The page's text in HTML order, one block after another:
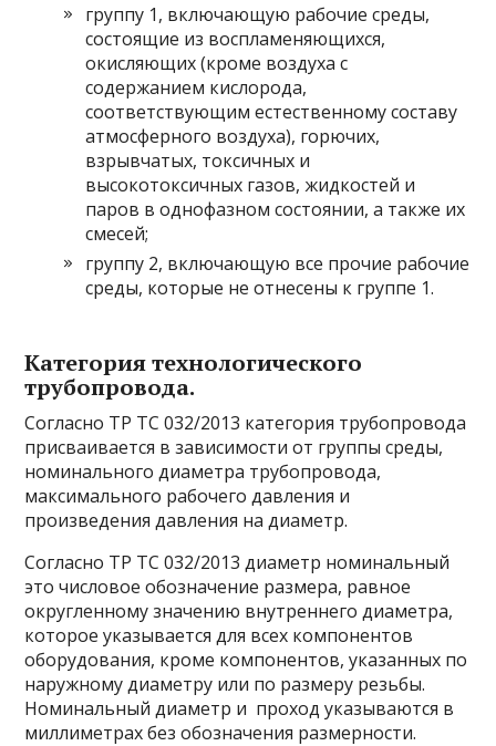
группу 1, включающую рабочие среды,
состоящие из воспламеняющихся,
окисляющих (кроме воздуха с
содержанием кислорода,
соответствующим естественному составу
атмосферного воздуха), горючих,
взрывчатых, токсичных и
высокотоксичных газов, жидкостей и
паров в однофазном состоянии, а также их
смесей;
группу 2, включающую все прочие рабочие
среды, которые не отнесены к группе 1.
Категория технологического
трубопровода.
Согласно ТР ТС 032/2013 категория трубопровода
присваивается в зависимости от группы среды,
номинального диаметра трубопровода,
максимального рабочего давления и
произведения давления на диаметр.
Согласно ТР ТС 032/2013 диаметр номинальный
это числовое обозначение размера, равное
округленному значению внутреннего диаметра,
которое указывается для всех компонентов
оборудования, кроме компонентов, указанных по
наружному диаметру или по размеру резьбы.
Номинальный диаметр и проход указываются в
миллиметрах без обозначения размерности.